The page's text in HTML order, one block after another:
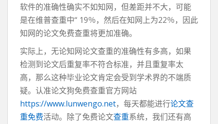
软件的准确性确实不如知网，但差距并不大，可能
是在维普查重中“ 19％，然后在知网上为22％，因此
知网的论文免费查重将更加准确。
实际上，无论知网论文查重的准确性有多高，如果
检测到论文后重复率不符合标准，并且重复率太
高，那么这种毕业论文肯定会受到学术界的不端质
疑。认准论文狗免费查重官方网站
https://www.lunwengo.net，每天都能进行论文查
重免费活动。除了免费论文查重系统，我们还有高